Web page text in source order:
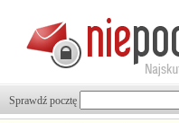
Sprawdź pocztę